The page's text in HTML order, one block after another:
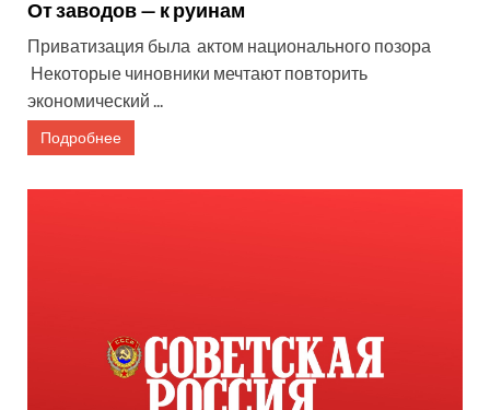
От заводов — к руинам
Приватизация была актом национального позора
Некоторые чиновники мечтают повторить
экономический ...
Подробнее